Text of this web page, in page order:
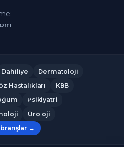
Dahiliye
Dermatoloji
Hastalıkları
KBB
Psikiyatri
Üroloji
→